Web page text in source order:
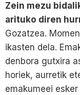
Zein mezu
arituko diren
Gozatzea.
ikasten dela.
denbora gutxira
horiek, aurretik
emakumeei